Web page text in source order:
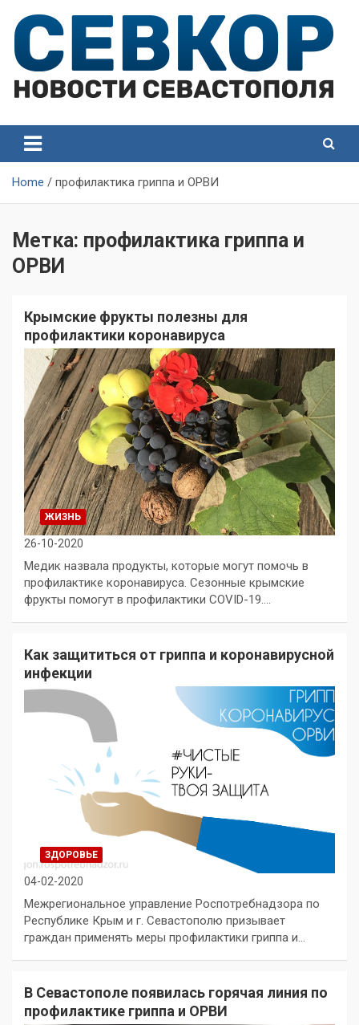
content
Севастополя
Севастополя
Home профилактика гриппа и ОРВИ
Метка: профилактика гриппа и
ОРВИ
Крымские фрукты полезны для
профилактики коронавируса
ЖИЗНЬ
26-10-2020
Медик назвала продукты, которые могут помочь в
профилактике коронавируса. Сезонные крымские
фрукты помогут в профилактики COVID-19.…
Как защититься от гриппа и коронавирусной
инфекции
ЗДОРОВЬЕ
04-02-2020
Межрегиональное управление Роспотребнадзора по
Республике Крым и г. Севастополю призывает
граждан применять меры профилактики гриппа и…
В Севастополе появилась горячая линия по
профилактике гриппа и ОРВИ